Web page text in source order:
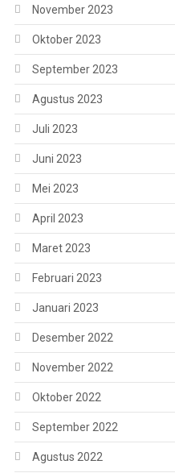
November 2023
Oktober 2023
September 2023
Agustus 2023
Juli 2023
Juni 2023
Mei 2023
April 2023
Maret 2023
Februari 2023
Januari 2023
Desember 2022
November 2022
Oktober 2022
September 2022
Agustus 2022